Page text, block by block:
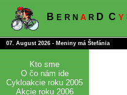
B E R N A R D C Y
07. August 2026 - Meniny má Štefánia
Kto sme
O čo nám ide
Cykloakcie roku 2005
Akcie roku 2006